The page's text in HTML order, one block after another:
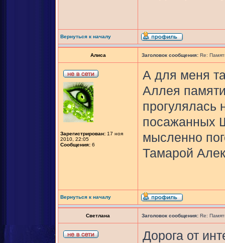
Вернуться к началу
Алиса Заголовок сообщения: Re:
Зарегистрирован: 17 ноя
2010, 22:05
Сообщения: 6
А для меня
Аллея
посажанных
мысленно
Тамарой
Вернуться к началу
Светлана Заголовок сообщения: Re:
Дорога от